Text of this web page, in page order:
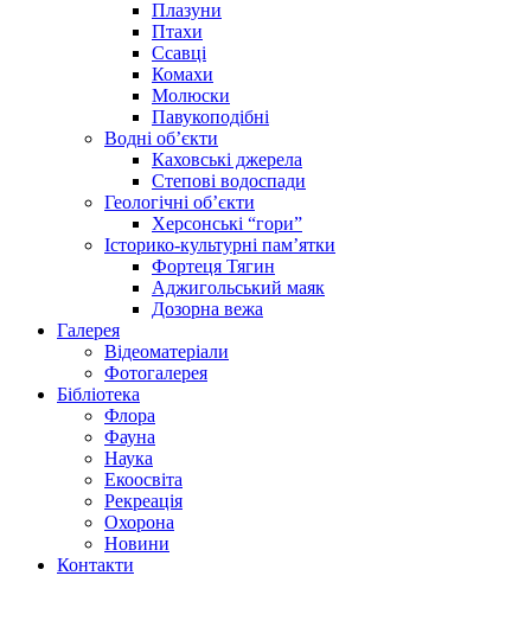
Плазуни
Птахи
Ссавці
Комахи
Молюски
Павукоподібні
Водні об’єкти
Каховські джерела
Степові водоспади
Геологічні об’єкти
Херсонські “гори”
Історико-культурні пам’ятки
Фортеця Тягин
Аджигольський маяк
Дозорна вежа
Галерея
Відеоматеріали
Фотогалерея
Бібліотека
Флора
Фауна
Наука
Екоосвіта
Рекреація
Охорона
Новини
Контакти